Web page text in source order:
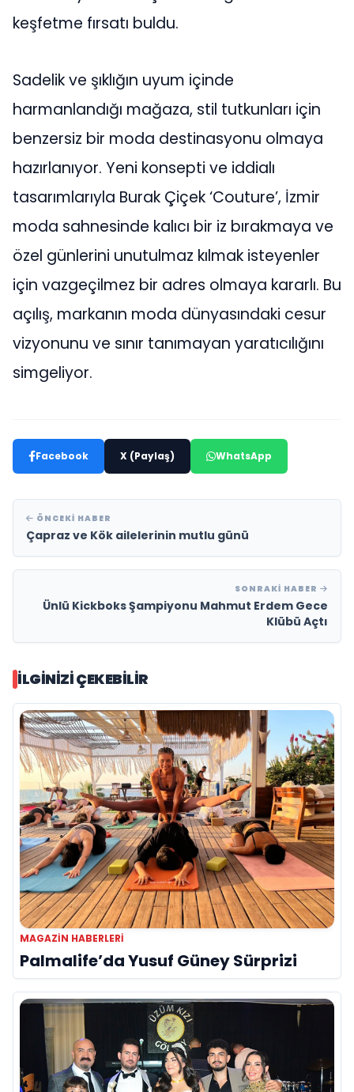
keşfetme fırsatı buldu.
Sadelik ve şıklığın uyum içinde
harmanlandığı mağaza, stil tutkunları için
benzersiz bir moda destinasyonu olmaya
hazırlanıyor. Yeni konsepti ve iddialı
tasarımlarıyla Burak Çiçek ‘Couture’, İzmir
moda sahnesinde kalıcı bir iz bırakmaya ve
özel günlerini unutulmaz kılmak isteyenler
için vazgeçilmez bir adres olmaya kararlı. Bu
açılış, markanın moda dünyasındaki cesur
vizyonunu ve sınır tanımayan yaratıcılığını
simgeliyor.
Facebook X (Paylaş) WhatsApp
ÖNCEKI HABER
Çapraz ve Kök ailelerinin mutlu günü
SONRAKI HABER
Ünlü Kickboks Şampiyonu Mahmut Erdem Gece
Klübü Açtı
İLGINIZI ÇEKEBILIR
MAGAZIN HABERLERI
Palmalife’da Yusuf Güney Sürprizi